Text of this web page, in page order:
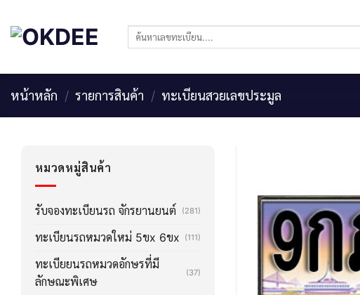
content
ค้นหา:
หน้าหลัก / รายการสินค้า / ทะเบียนสวยเลขประมูล
หมวดหมู่สินค้า
รับจองทะเบียนรถ จักรยานยนต์ (281)
ทะเบียนรถหมวดใหม่ 5ขx 6ขx (111)
ทะเบียยนรถหมวดอักษรที่มี
ลักษณะพิเศษ
(37)